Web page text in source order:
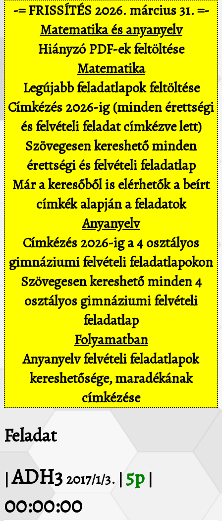
-= FRISSÍTÉS 2026. március 31. =-
Matematika és anyanyelv
Hiányzó PDF-ek feltöltése
Matematika
Legújabb feladatlapok feltöltése
Címkézés 2026-ig (minden érettségi
és felvételi feladat címkézve lett)
Szövegesen kereshető minden
érettségi és felvételi feladatlap
Már a keresőből is elérhetők a beírt
címkék alapján a feladatok
Anyanyelv
Címkézés 2026-ig a 4 osztályos
gimnáziumi felvételi feladatlapokon
Szövegesen kereshető minden 4
osztályos gimnáziumi felvételi
feladatlap
Folyamatban
Anyanyelv felvételi feladatlapok
kereshetősége, maradékának
címkézése
Feladat
|ADH32017/1/3. | 5p |
00:00:00